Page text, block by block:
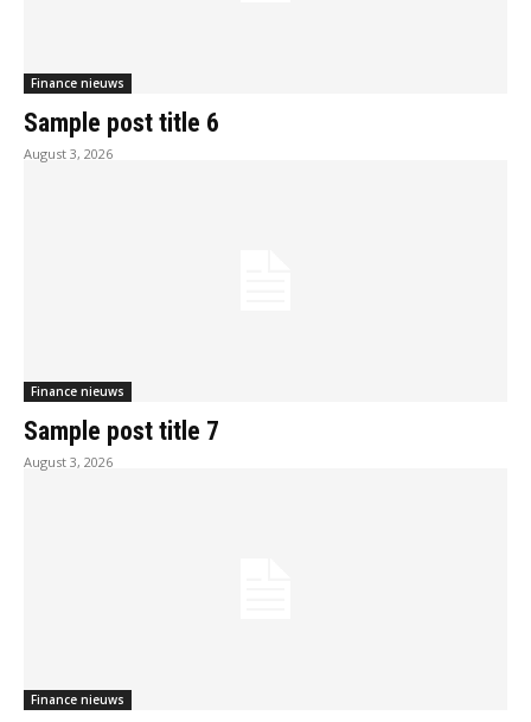
Finance nieuws
Sample post title 6
August 3, 2026
Finance nieuws
Sample post title 7
August 3, 2026
Finance nieuws